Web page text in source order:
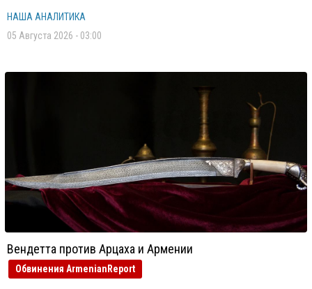
НАША АНАЛИТИКА
05 Августа 2026 - 03:00
Вендетта против Арцаха и Армении
Обвинения ArmenianReport